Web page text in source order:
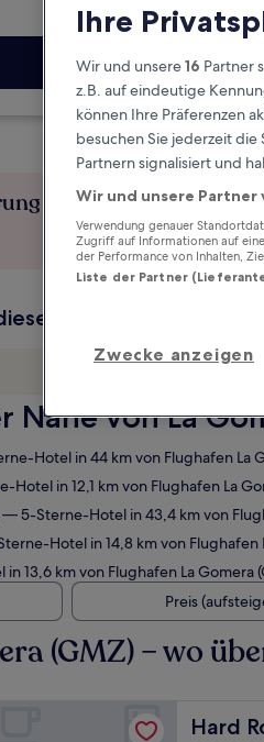
bei
Daten
Morgen
Nähe von La
Hotel in 44 km von Flughafen
Hotel in 12,1 km von Flughafen La
— 5-Sterne-Hotel in 43,4 km von
Hotel in 14,8 km von
13,6 km von Flughafen La
Preis
(GMZ) – wo
Hard
Hard
Ihre
Wir und unsere16 Partner
z.B. auf eindeutige
können Ihre Präferenzen
besuchen Sie jederzeit
Partnern signalisiert und
Wir und unsere
Verwendung genauer
Zugriff auf Informationen auf
der Performance von Inhalten,
Liste der Partner
Zwecke anzeigen